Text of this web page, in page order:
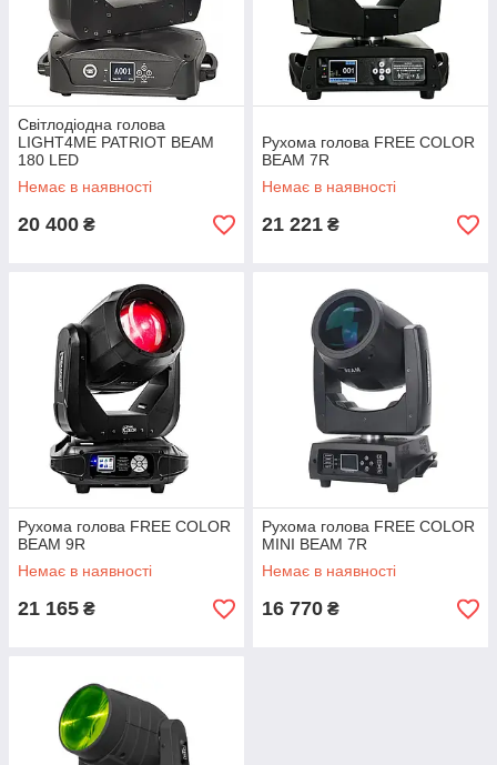
Світлодіодна голова
LIGHT4ME PATRIOT BEAM
180 LED
Немає в наявності
20 400 ₴
Рухома голова FREE COLOR
BEAM 7R
Немає в наявності
21 221 ₴
Рухома голова FREE COLOR
BEAM 9R
Немає в наявності
21 165 ₴
Рухома голова FREE COLOR
MINI BEAM 7R
Немає в наявності
16 770 ₴